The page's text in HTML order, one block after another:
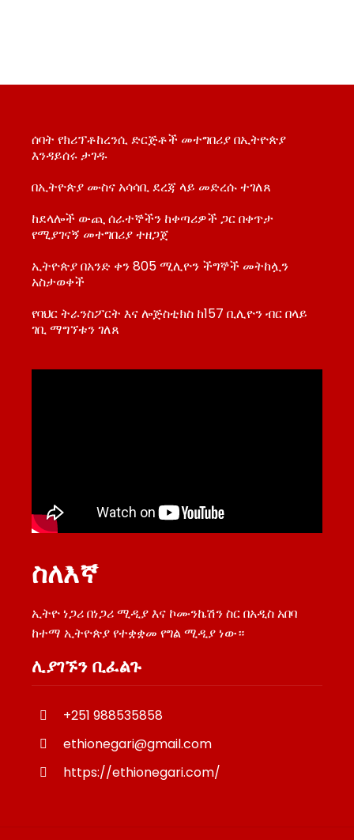
ሰባት የክሪፕቶከረንሲ ድርጅቶች መተግበሪያ በኢትዮጵያ
እንዳይሰሩ ታገዱ
በኢትዮጵያ ሙስና አሳሳቢ ደረጃ ላይ መድረሱ ተገለጸ
ከደላሎች ውጪ ሰራተኞችን ከቀጣሪዎች ጋር በቀጥታ
የሚያገናኝ መተግበሪያ ተዘጋጀ
ኢትዮጵያ በአንድ ቀን 805 ሚሊዮን ችግኞች መትከሏን
አስታወቀች
የባህር ትራንስፖርት እና ሎጅስቲክስ ከ157 ቢሊዮን ብር በላይ
ገቢ ማግኘቱን ገለጸ
ስለእኛ
ኢትዮ ነጋሪ በነጋሪ ሚዲያ እና ኮሙንኬሽን ስር በአዲስ አበባ
ከተማ ኢትዮጵያ የተቋቋመ የግል ሚዲያ ነው።
ሊያገኙን ቢፈልጉ
+251 988535858
ethionegari@gmail.com
https://ethionegari.com/